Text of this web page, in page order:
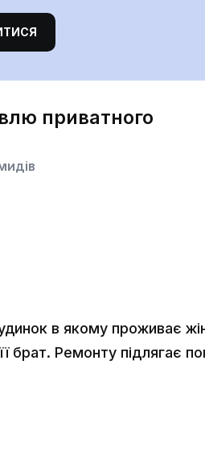
приватного
в якому проживає
брат. Ремонту підлягає